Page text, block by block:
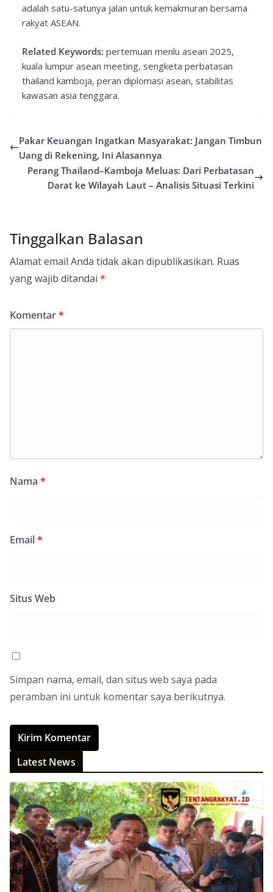
adalah satu-satunya jalan untuk kemakmuran bersama
rakyat ASEAN.
Related Keywords: pertemuan menlu asean 2025,
kuala lumpur asean meeting, sengketa perbatasan
thailand kamboja, peran diplomasi asean, stabilitas
kawasan asia tenggara.
Pakar Keuangan Ingatkan Masyarakat: Jangan Timbun
Uang di Rekening, Ini Alasannya
Perang Thailand–Kamboja Meluas: Dari Perbatasan
Darat ke Wilayah Laut – Analisis Situasi Terkini
Tinggalkan Balasan
Alamat email Anda tidak akan dipublikasikan. Ruas
yang wajib ditandai *
Komentar*
Nama *
Email*
Situs Web
Simpan nama, email, dan situs web saya pada
peramban ini untuk komentar saya berikutnya.
Latest News